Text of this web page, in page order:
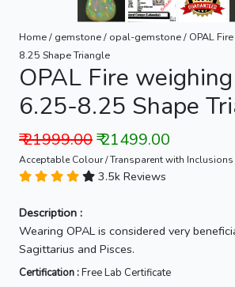
Home / gemstone / opal-gemstone / OPAL
8.25 Shape Triangle
OPAL Fire
6.25-8.25 Shape
₹ 21999.00₹ 21499.00
Acceptable Colour / Transparent with Inclusions
3.5k Reviews
Description :
Wearing OPAL is considered very
Sagittarius and Pisces.
Certification :Free Lab Certificate